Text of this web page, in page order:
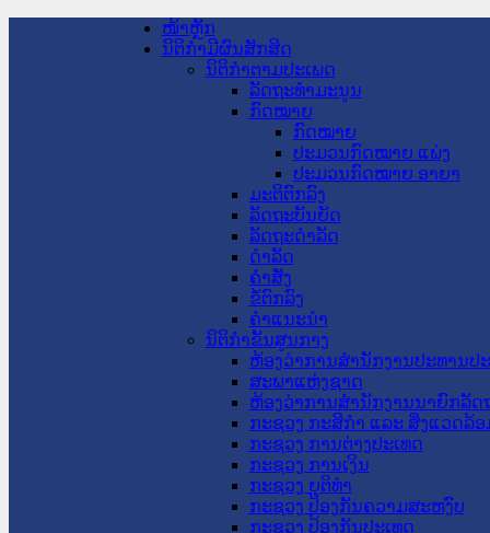
ໜ້າຫຼັກ
ນິຕິກໍາມີຜົນສັກສິດ
ນິຕິກໍາຕາມປະເພດ
ລັດຖະທໍາມະນູນ
ກົດໝາຍ
ກົດໝາຍ
ປະມວນກົດໝາຍ ແພ່ງ
ປະມວນກົດໝາຍ ອາຍາ
ມະຕິຕົກລົງ
ລັດຖະບັນຍັດ
ລັດຖະດໍາລັດ
ດໍາລັດ
ຄໍາສັ່ງ
ຂໍ້ຕົກລົງ
ຄໍາແນະນໍາ
ນິຕິກໍາຂັ້ນສູນກາງ
ຫ້ອງວ່າການສໍານັກງານປະທານປ
ສະພາແຫ່ງຊາດ
ຫ້ອງວ່າການສຳນັກງານນາຍົກລັດ
ກະຊວງ ກະສິກຳ ແລະ ສິ່ງແວດລ້ອ
ກະຊວງ ການຕ່າງປະເທດ
ກະຊວງ ການເງິນ
ກະຊວງ ຍຸຕິທໍາ
ກະຊວງ ປ້ອງກັນຄວາມສະຫງົບ
ກະຊວງ ປ້ອງກັນປະເທດ